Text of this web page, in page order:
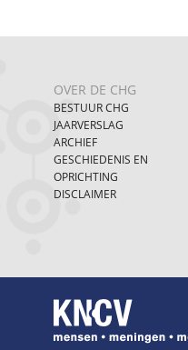
OVER DE CHG
BESTUUR CHG
JAARVERSLAG
ARCHIEF
GESCHIEDENIS EN
OPRICHTING
DISCLAIMER